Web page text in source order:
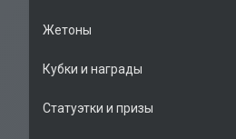
Жетоны
Кубки и награды
Статуэтки и призы